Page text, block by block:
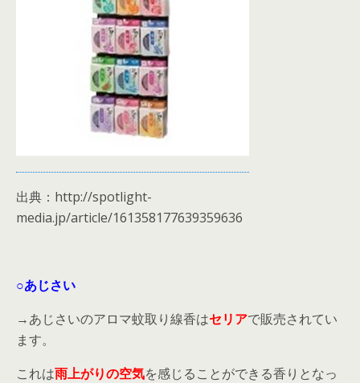
出典：http://spotlight-
media.jp/article/161358177639359636
○あじさい
→あじさいのアロマ蚊取り線香はセリアで販売されてい
ます。
これは雨上がりの空気を感じることができる香りとなっ